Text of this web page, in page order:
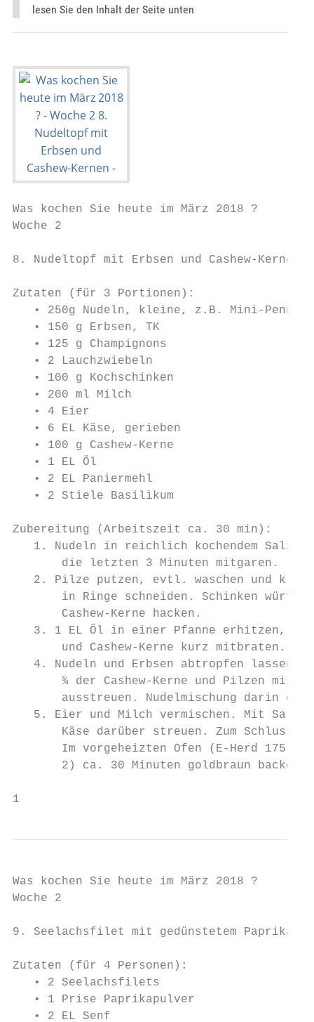
lesen Sie den Inhalt der Seite unten
Was kochen Sie heute im März 2018 ?
Woche 2
8. Nudeltopf mit Erbsen und Cashew-Kernen
Zutaten (für 3 Portionen):
   • 250g Nudeln, kleine, z.B. Mini-Penne
   • 150 g Erbsen, TK
   • 125 g Champignons
   • 2 Lauchzwiebeln
   • 100 g Kochschinken
   • 200 ml Milch
   • 4 Eier
   • 6 EL Käse, gerieben
   • 100 g Cashew-Kerne
   • 1 EL Öl
   • 2 EL Paniermehl
   • 2 Stiele Basilikum
Zubereitung (Arbeitszeit ca. 30 min):
1. Nudeln in reichlich kochendem
       die letzten 3 Minuten mitgaren.
2. Pilze putzen, evtl. waschen und
in Ringe schneiden. Schinken
       Cashew-Kerne hacken.
3. 1 EL Öl in einer Pfanne erhitzen,
und Cashew-Kerne kurz mitbraten.
4. Nudeln und Erbsen abtropfen lassen.
¾ der Cashew-Kerne und Pilzen
ausstreuen. Nudelmischung darin gut
5. Eier und Milch vermischen. Mit Salz
Käse darüber streuen. Zum Schluss
Im vorgeheizten Ofen (E-Herd 175
       2) ca. 30 Minuten goldbraun backen.
1
Was kochen Sie heute im März 2018 ?
Woche 2
9. Seelachsfilet mit gedünstetem
Zutaten (für 4 Personen):
   • 2 Seelachsfilets
   • 1 Prise Paprikapulver
   • 2 EL Senf